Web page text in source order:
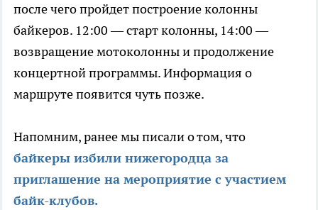
после чего пройдет построение колонны
байкеров. 12:00 — старт колонны, 14:00 —
возвращение мотоколонны и продолжение
концертной программы. Информация о
маршруте появится чуть позже.
Напомним, ранее мы писали о том, что
байкеры избили нижегородца за
приглашение на мероприятие с участием
байк-клубов.